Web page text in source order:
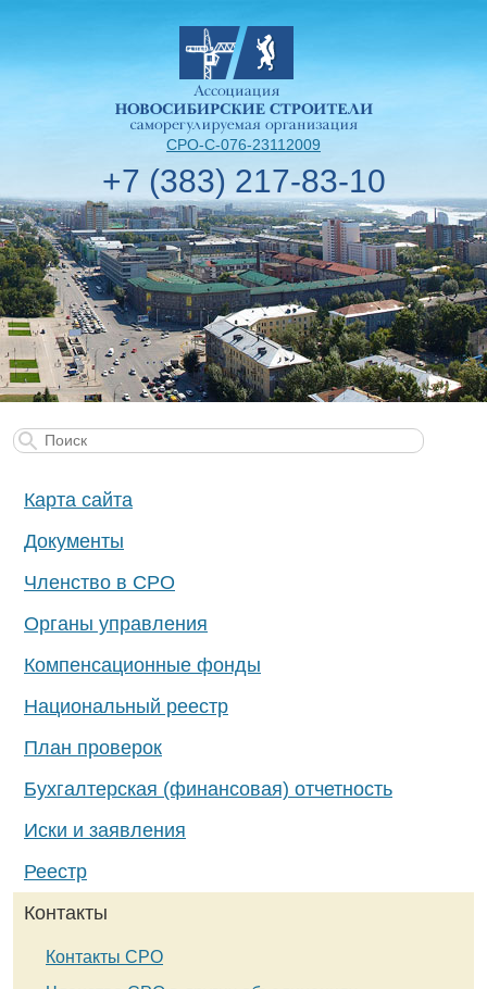
СРО-С-076-23112009
+7 (383) 217-83-10
Карта сайта
Документы
Членство в СРО
Органы управления
Компенсационные фонды
Национальный реестр
План проверок
Бухгалтерская (финансовая) отчетность
Иски и заявления
Реестр
Контакты
Контакты СРО